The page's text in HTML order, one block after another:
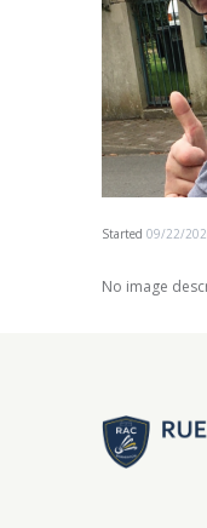
Started 09/22/
No image